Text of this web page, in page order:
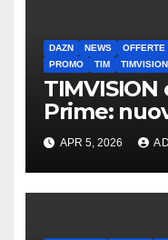
DAZN NEWS OFFERTE
PROMO
TIM TIMVISION
TIMVISION
Prime:
clienti TIM
APR 5, 2026